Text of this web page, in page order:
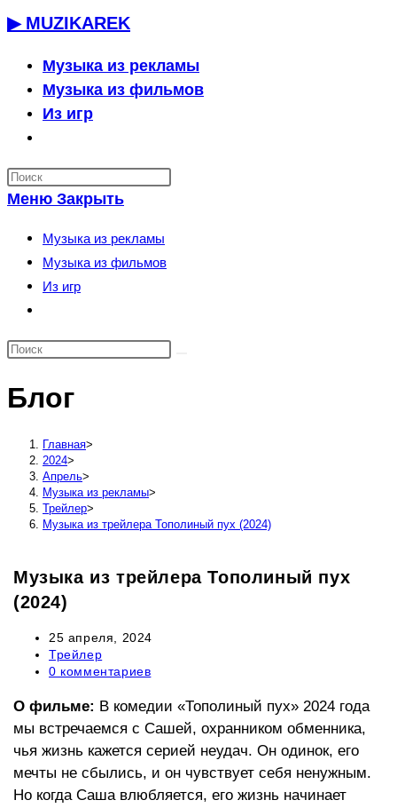
Перейти
содержимому
▶ MUZIKAREK
Музыка из рекламы
Музыка из фильмов
Из игр
по
веб-
сайту
Меню Закрыть
Музыка из рекламы
Музыка из фильмов
Из игр
по
сайту
Блог
Главная>
2024>
Апрель>
Музыка из рекламы>
Трейлер>
Музыка из трейлера Тополиный пух (2024)
Музыка из трейлера Тополиный пух
(2024)
Запись
опубликована:
25 апреля, 2024
Рубрика
записи:
Трейлер
Комментарии
записи:
0 комментариев
О фильме: В комедии «Тополиный пух» 2024 года
мы встречаемся с Сашей, охранником обменника,
чья жизнь кажется серией неудач. Он одинок, его
мечты не сбылись, и он чувствует себя ненужным.
Но когда Саша влюбляется, его жизнь начинает